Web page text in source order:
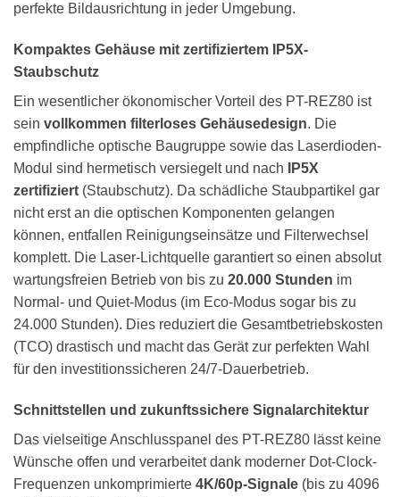
perfekte Bildausrichtung in jeder Umgebung.
Kompaktes Gehäuse mit zertifiziertem IP5X-
Staubschutz
Ein wesentlicher ökonomischer Vorteil des PT-REZ80 ist
sein vollkommen filterloses Gehäusedesign. Die
empfindliche optische Baugruppe sowie das Laserdioden-
Modul sind hermetisch versiegelt und nach
IP5X
zertifiziert (Staubschutz). Da schädliche Staubpartikel gar
nicht erst an die optischen Komponenten gelangen
können, entfallen Reinigungseinsätze und Filterwechsel
komplett. Die Laser-Lichtquelle garantiert so einen absolut
wartungsfreien Betrieb von bis zu 20.000 Stunden im
Normal- und Quiet-Modus (im Eco-Modus sogar bis zu
24.000 Stunden). Dies reduziert die Gesamtbetriebskosten
(TCO) drastisch und macht das Gerät zur perfekten Wahl
für den investitionssicheren 24/7-Dauerbetrieb.
Schnittstellen und zukunftssichere Signalarchitektur
Das vielseitige Anschlusspanel des PT-REZ80 lässt keine
Wünsche offen und verarbeitet dank moderner Dot-Clock-
Frequenzen unkomprimierte 4K/60p-Signale (bis zu 4096